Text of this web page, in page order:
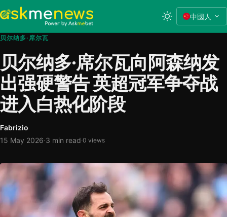
中國人
贝尔纳多·席尔瓦
贝尔纳多·席尔瓦向阿森纳发
出强硬警告 英超冠军争夺战
进入白热化阶段
Fabrizio
15 May 2026·3 min read·0 views